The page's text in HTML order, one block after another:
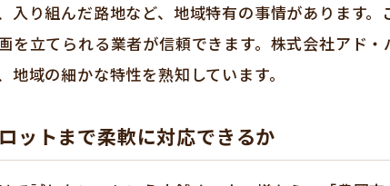
入り組んだ路地など、地域特有の事情があります
を立てられる業者が信頼できます。株式会社アド
地域の細かな特性を熟知しています。
ットまで柔軟に対応できるか